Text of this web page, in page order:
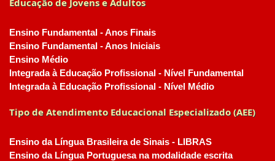
Educação de Jovens e Adultos
Ensino Fundamental - Anos Finais
Ensino Fundamental - Anos Iniciais
Ensino Médio
Integrada à Educação Profissional - Nível Fundamental
Integrada à Educação Profissional - Nível Médio
Tipo de Atendimento Educacional Especializado (AEE)
Ensino da Língua Brasileira de Sinais - LIBRAS
Ensino da Língua Portuguesa na modalidade escrita